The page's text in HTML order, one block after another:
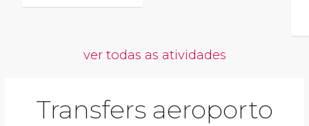
ver todas as atividades
Transfers aeroporto